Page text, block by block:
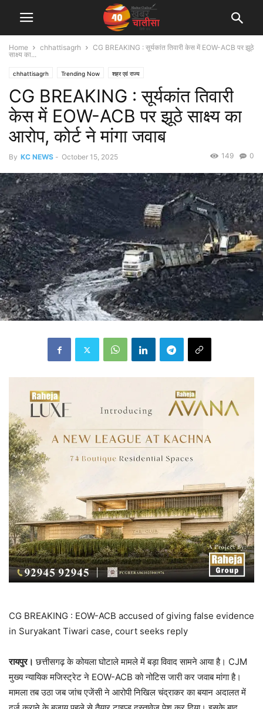
Home chhattisagrh
CG BREAKING : सूर्यकांत तिवारी केस में EOW-ACB पर झूठे
साक्ष्य का...
chhattisagrh Trending Now शहर एवं राज्य
CG BREAKING : सूर्यकांत तिवारी
केस में EOW-ACB पर झूठे साक्ष्य का
आरोप, कोर्ट ने मांगा जवाब
By KC NEWS - October 15, 2025 0
149
CG BREAKING : EOW-ACB accused of giving false evidence
in Suryakant Tiwari case, court seeks reply
रायपुर। छत्तीसगढ़ के कोयला घोटाले मामले में बड़ा विवाद सामने आया है। CJM
मुख्य न्यायिक मजिस्ट्रेट ने EOW-ACB को नोटिस जारी कर जवाब मांगा है।
मामला तब उठा जब जांच एजेंसी ने आरोपी निखिल चंद्राकर का बयान अदालत में